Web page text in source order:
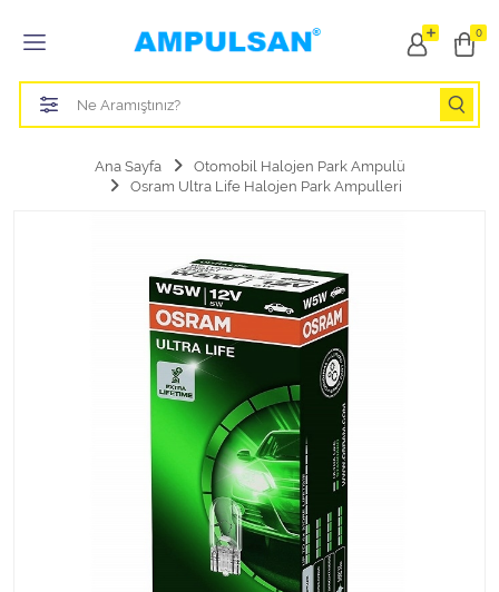
0
Tüm Kategoriler
Led Aydınlatma Ampulü
Otomobil Halojen Far Ampulü
Otomobil Led Far Ampulü
Otomobil Halojen Park Ampulü
Otomobil Led Park Ampulü
Otomobil Gösterge Ampulü
Halojen Off Road Rally Ampulü
Motosiklet Halojen Far Ampulü
Ana Sayfa
Otomobil Halojen Park Ampulü
Osram Ultra Life Halojen Park Ampulleri